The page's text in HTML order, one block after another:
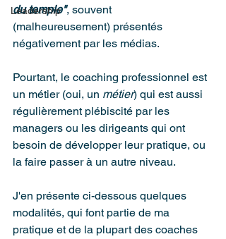
Leadership
du temple", souvent
(malheureusement) présentés
négativement par les médias.
Pourtant, le coaching professionnel est
un métier (oui, un métier) qui est aussi
régulièrement plébiscité par les
managers ou les dirigeants qui ont
besoin de développer leur pratique, ou
la faire passer à un autre niveau.
J'en présente ci-dessous quelques
modalités, qui font partie de ma
pratique et de la plupart des coaches